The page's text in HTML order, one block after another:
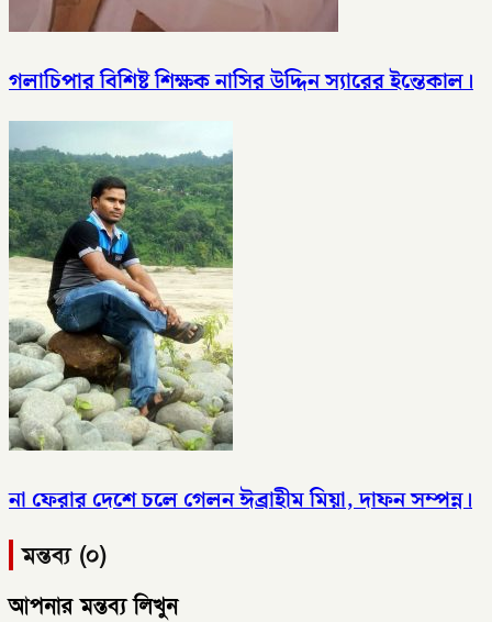
গলাচিপার বিশিষ্ট শিক্ষক নাসির উদ্দিন স্যারের ইন্তেকাল।
না ফেরার দেশে চলে গেলন ঈব্রাহীম মিয়া, দাফন সম্পন্ন।
মন্তব্য (০)
আপনার মন্তব্য লিখুন